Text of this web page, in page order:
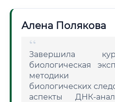
Алена Полякова
Завершила
биологическая
методики
биологических
аспекты ДНК-